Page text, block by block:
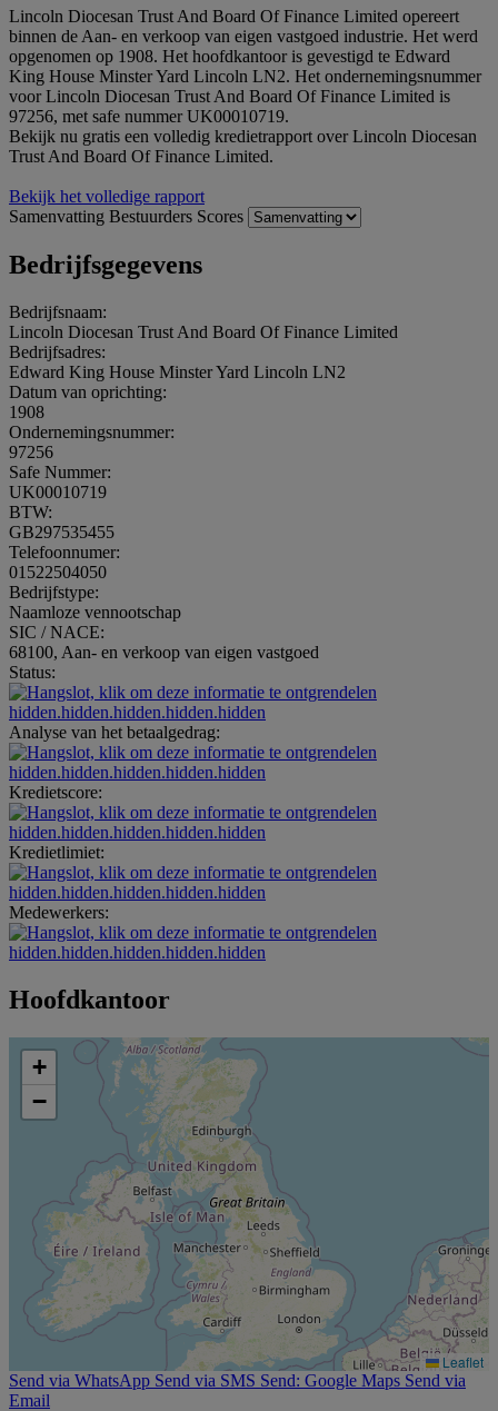
Lincoln Diocesan Trust And Board Of Finance Limited opereert
binnen de Aan- en verkoop van eigen vastgoed industrie. Het werd
opgenomen op 1908. Het hoofdkantoor is gevestigd te Edward
King House Minster Yard Lincoln LN2. Het ondernemingsnummer
voor Lincoln Diocesan Trust And Board Of Finance Limited is
97256, met safe nummer UK00010719.
Bekijk nu gratis een volledig kredietrapport over Lincoln Diocesan
Trust And Board Of Finance Limited.
Bekijk het volledige rapport
Samenvatting Bestuurders Scores
Bedrijfsgegevens
Bedrijfsnaam:
Lincoln Diocesan Trust And Board Of Finance Limited
Bedrijfsadres:
Edward King House Minster Yard Lincoln LN2
Datum van oprichting:
1908
Ondernemingsnummer:
97256
Safe Nummer:
UK00010719
BTW:
GB297535455
Telefoonnumer:
01522504050
Bedrijfstype:
Naamloze vennootschap
SIC / NACE:
68100, Aan- en verkoop van eigen vastgoed
Status:
hidden.hidden.hidden.hidden.hidden
Analyse van het betaalgedrag:
hidden.hidden.hidden.hidden.hidden
Kredietscore:
hidden.hidden.hidden.hidden.hidden
Kredietlimiet:
hidden.hidden.hidden.hidden.hidden
Medewerkers:
hidden.hidden.hidden.hidden.hidden
Hoofdkantoor
+
−
Leaflet
Send via WhatsApp Send via SMS Send: Google Maps Send via
Email